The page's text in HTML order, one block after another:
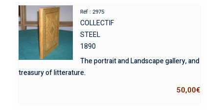
Réf : 2975
COLLECTIF
STEEL
1890
The portrait and Landscape gallery, and
treasury of litterature.
50,00€